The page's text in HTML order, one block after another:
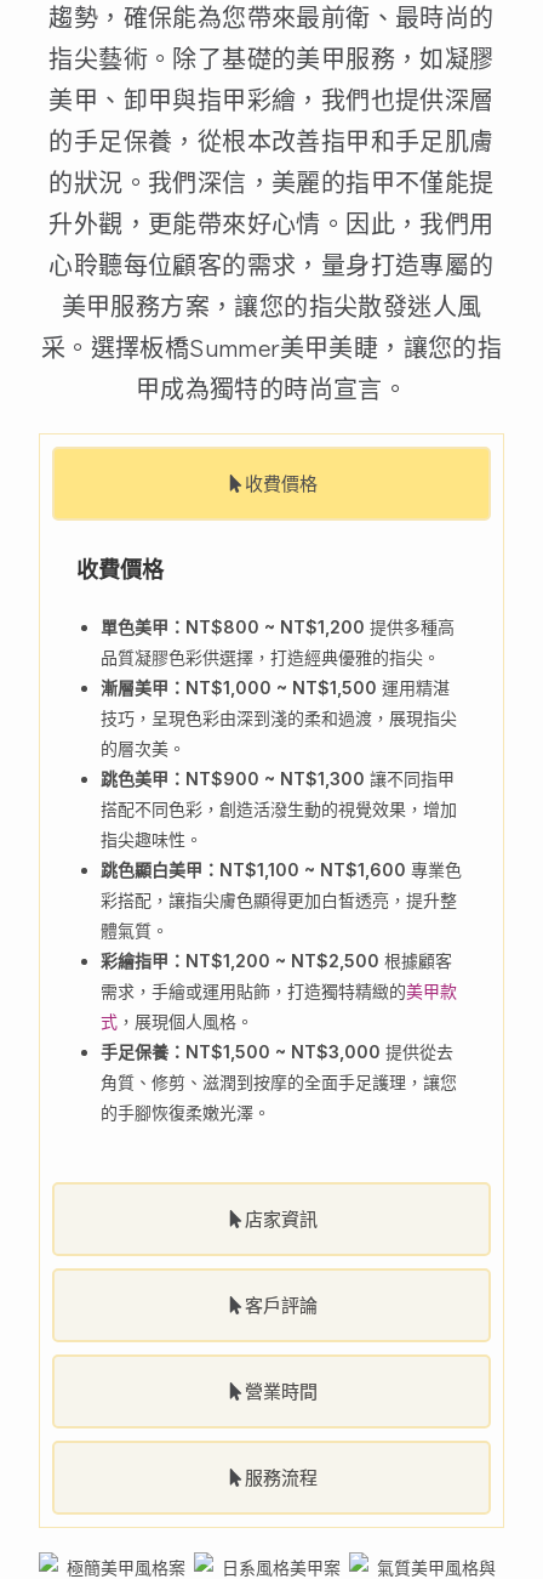
趨勢，確保能為您帶來最前衛、最時尚的
指尖藝術。除了基礎的美甲服務，如凝膠
美甲、卸甲與指甲彩繪，我們也提供深層
的手足保養，從根本改善指甲和手足肌膚
的狀況。我們深信，美麗的指甲不僅能提
升外觀，更能帶來好心情。因此，我們用
心聆聽每位顧客的需求，量身打造專屬的
美甲服務方案，讓您的指尖散發迷人風
采。選擇板橋Summer美甲美睫，讓您的指
甲成為獨特的時尚宣言。
收費價格
店家資訊
客戶評論
營業時間
服務流程
收費價格
單色美甲：NT$800 ~ NT$1,200 提供多種高
品質凝膠色彩供選擇，打造經典優雅的指尖。
漸層美甲：NT$1,000 ~ NT$1,500 運用精湛
技巧，呈現色彩由深到淺的柔和過渡，展現指尖
的層次美。
跳色美甲：NT$900 ~ NT$1,300 讓不同指甲
搭配不同色彩，創造活潑生動的視覺效果，增加
指尖趣味性。
跳色顯白美甲：NT$1,100 ~ NT$1,600 專業色
彩搭配，讓指尖膚色顯得更加白皙透亮，提升整
體氣質。
彩繪指甲：NT$1,200 ~ NT$2,500 根據顧客
需求，手繪或運用貼飾，打造獨特精緻的美甲款
式 ，展現個人風格。
手足保養：NT$1,500 ~ NT$3,000 提供從去
角質、修剪、滋潤到按摩的全面手足護理，讓您
的手腳恢復柔嫩光澤。